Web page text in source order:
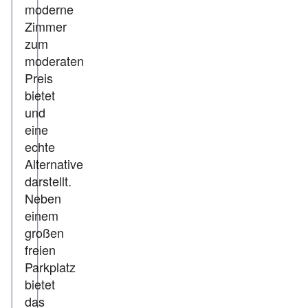
moderne
Zimmer
zum
moderaten
Preis
bietet
und
eine
echte
Alternative
darstellt.
Neben
einem
großen
freien
Parkplatz
bietet
das